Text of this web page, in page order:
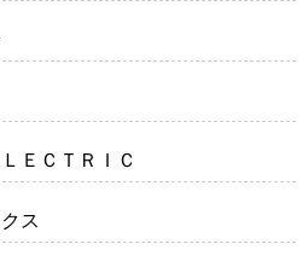
ＥＣＴＲＩＣ
ス